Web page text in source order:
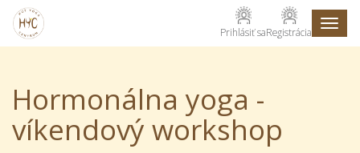
Prihlásiť saRegistrácia
Hormonálna yoga -
víkendový workshop